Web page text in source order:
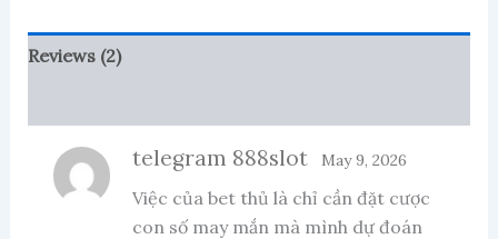
Reviews (2)
telegram 888slot May 9, 2026
Việc của bet thủ là chỉ cần đặt cược
con số may mắn mà mình dự đoán